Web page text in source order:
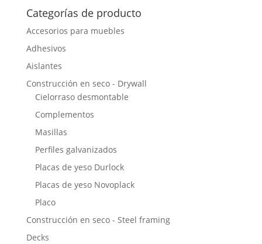
Categorías de producto
Accesorios para muebles
Adhesivos
Aislantes
Construcción en seco - Drywall
Cielorraso desmontable
Complementos
Masillas
Perfiles galvanizados
Placas de yeso Durlock
Placas de yeso Novoplack
Placo
Construcción en seco - Steel framing
Decks